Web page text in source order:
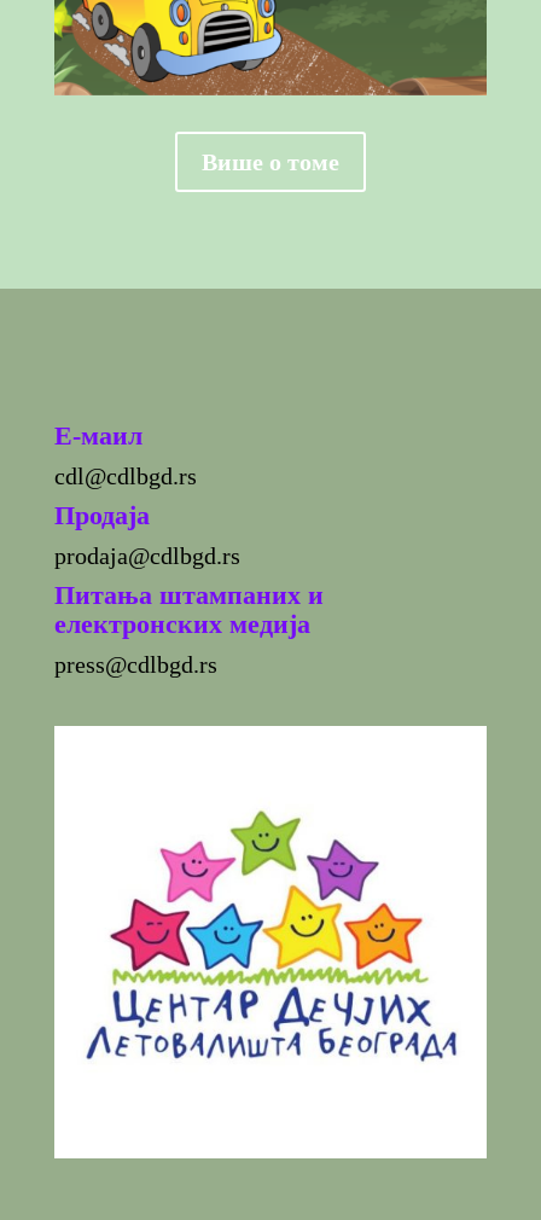
Више о томе
E-маил
cdl@cdlbgd.rs
Продаја
prodaja@cdlbgd.rs
Питања штампаних и
електронских медија
press@cdlbgd.rs